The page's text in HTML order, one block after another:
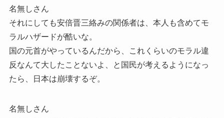
名無しさん
それにしても安倍晋三絡みの関係者は、本人も含めてモ
ラルハザードが酷いな。
国の元首がやっているんだから、これくらいのモラル違
反なんて大したことないよ、と国民が考えるようになっ
たら、日本は崩壊するぞ。
名無しさん